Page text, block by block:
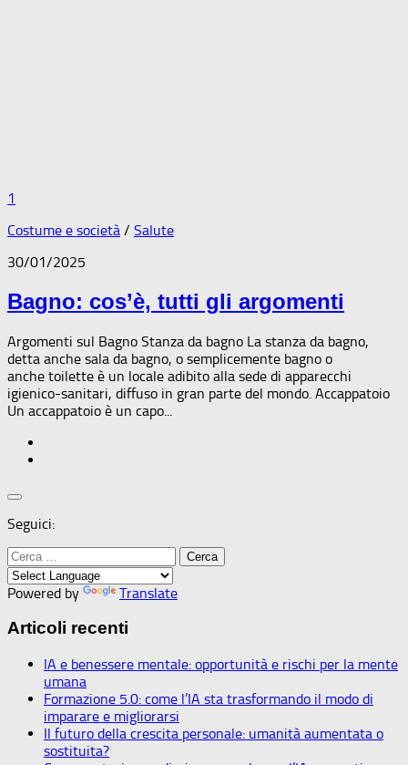
1
Costume e società / Salute
30/01/2025
Bagno: cos’è, tutti gli argomenti
Argomenti sul Bagno Stanza da bagno La stanza da bagno,
detta anche sala da bagno, o semplicemente bagno o
anche toilette è un locale adibito alla sede di apparecchi
igienico-sanitari, diffuso in gran parte del mondo. Accappatoio
Un accappatoio è un capo...
Seguici:
Ricerca
per:
Powered by
Translate
Articoli recenti
IA e benessere mentale: opportunità e rischi per la mente
umana
Formazione 5.0: come l’IA sta trasformando il modo di
imparare e migliorarsi
Il futuro della crescita personale: umanità aumentata o
sostituita?